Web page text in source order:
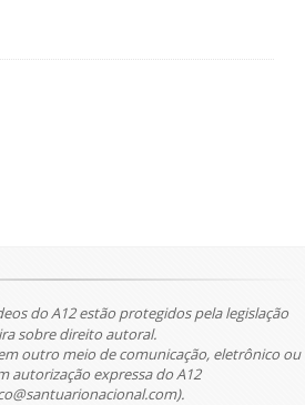
do A12 estão protegidos pela legislação
sobre direito autoral.
outro meio de comunicação, eletrônico ou
autorização expressa do A12